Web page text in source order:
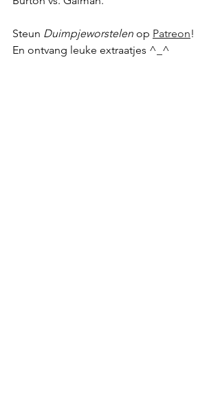
Steun Duimpjeworstelen op Patreon!
En ontvang leuke extraatjes ^_^